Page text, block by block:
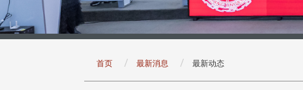
首页 最新消息 最新动态